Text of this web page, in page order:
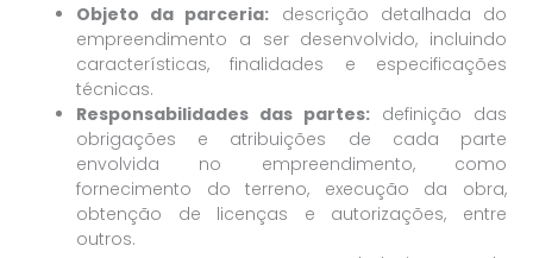
Objeto da parceria: descrição detalhada do
empreendimento a ser desenvolvido, incluindo
características, finalidades e especificações
técnicas.
Responsabilidades das partes: definição das
obrigações e atribuições de cada parte
envolvida no empreendimento, como
fornecimento do terreno, execução da obra,
obtenção de licenças e autorizações, entre
outros.